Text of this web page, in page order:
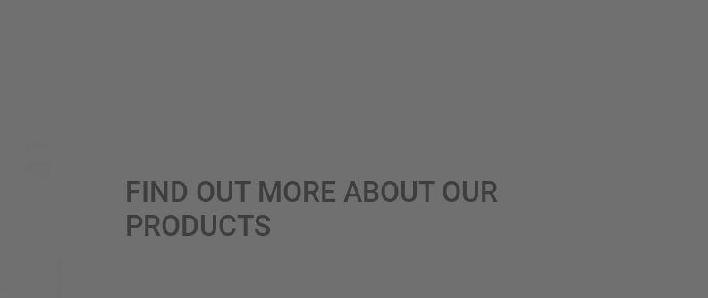
FIND OUT MORE ABOUT OUR
PRODUCTS